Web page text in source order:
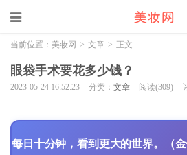
当前位置： 美妆网 > 文章 > 正文
眼袋手术要花多少钱？
2023-05-24 16:52:23 分类： 文章 阅读(309)
每日十分钟，看到更大的世界。（金